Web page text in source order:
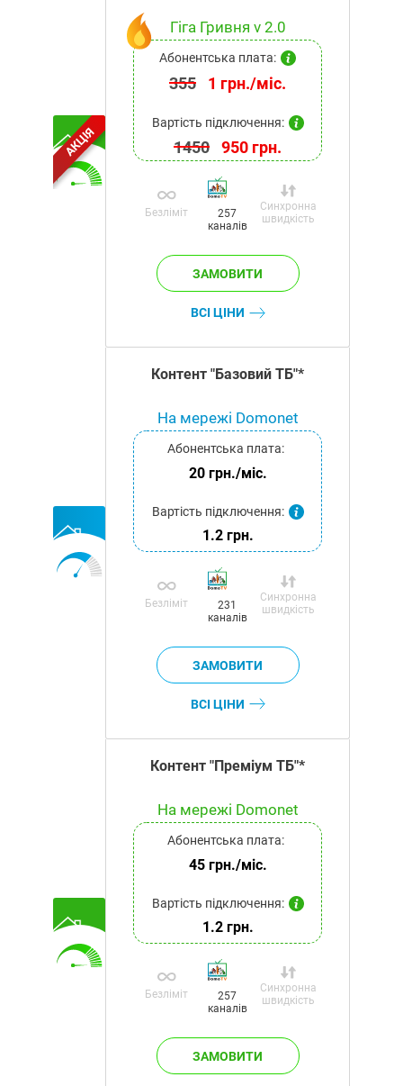
АКЦІЯ
Гіга Гривня v 2.0
Абонентська плата:
355 1 грн./міс.
Вартість підключення:
1450 950 грн.
Безліміт
257
каналів
Синхронна
швидкість
ВСІ ЦІНИ
Контент "Базовий ТБ"*
На мережі Domonet
Абонентська плата:
20 грн./міс.
Вартість підключення:
1.2 грн.
Безліміт
231
каналів
Синхронна
швидкість
ВСІ ЦІНИ
Контент "Преміум ТБ"*
На мережі Domonet
Абонентська плата:
45 грн./міс.
Вартість підключення:
1.2 грн.
Безліміт
257
каналів
Синхронна
швидкість